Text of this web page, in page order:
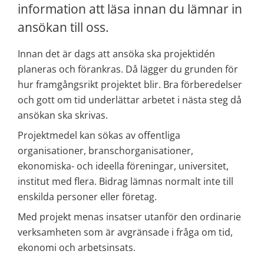
information att läsa innan du lämnar in
ansökan till oss.
Innan det är dags att ansöka ska projektidén
planeras och förankras. Då lägger du grunden för
hur framgångsrikt projektet blir. Bra förberedelser
och gott om tid underlättar arbetet i nästa steg då
ansökan ska skrivas.
Projektmedel kan sökas av offentliga
organisationer, branschorganisationer,
ekonomiska- och ideella föreningar, universitet,
institut med flera. Bidrag lämnas normalt inte till
enskilda personer eller företag.
Med projekt menas insatser utanför den ordinarie
verksamheten som är avgränsade i fråga om tid,
ekonomi och arbetsinsats.